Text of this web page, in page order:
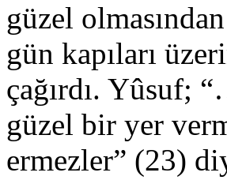
güzel
gün kapıları
çağırdı. Yûsuf;
güzel bir yer
ermezler” (23)